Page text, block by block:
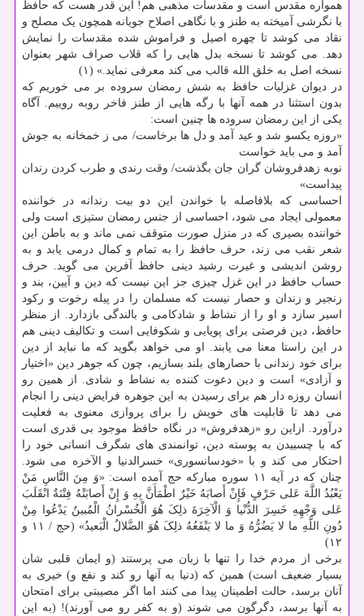
همواره مقدس است و مقدسات مذهبی هم! این قدر هست که حافظ
با نگرشی آمیخته به طنز و با نگاهی اصلاح جویانه همچون یک مصلح و
نقاد می کوشد تا چهره اصیل و فراموش شده مقدسات را نمایش
دهد. می کوشد تا نسخه بدل هایی را که قلاب صراف شهر بعنوان
نسخه اصل به خلق الله قالب می کند معرفی نماید.» (۱)
در دیوان غزلیات حافظ به شش رمضان سروده بر می خوریم که
بدون استثنا در همه آنها با رگه هایی از طنز فاخر روبه روییم. آگاه
یکی از این رمضان سروده ها چنین است:
«روزه یکسو شد و عید آمد و دل ها برخاست/ می ز خمخانه به جوش
آمد و می باید خواست
نوبه زهدفروشان گران جان بگذشت/ وقت رندی و طرب کردن رندان
پیداست»
احساسی که بلافاصله با خواندن این دو بیت رندانه در خواننده
معمولی ایجاد می شود، احساسی از جنس رمضان ستیزی است ولی
خواننده بصیری که در منزل صورت متوقف نمی ماند و به باطن این
شعر نقب می زند، حرف حافظ را به تمام و کمال درمی یابد و به
روشن اندیشی و غیرت رشید دینی حافظ آفرین می گوید. حرف
حساب حافظ در این غزل چیزی جز این نیست که دین و آیین، بند و
زنجیر و زندان و حصار نیست که مسلمان را در پیله رخوت و رکود
اسیر سازد و او را از نشاط و شادکامی و بالندگی بازدارد. از منظر
حافظ، دین فرصتی برای پویایی و شکوفایی است و تکالیف دینی هم
در این راستا معنا می یابند. او می خواهد بگوید که ما نباید از دین
برای خود زندانی با حصارهای بلند بسازیم، چون که جوهر دین «اختیار
و آزادی» است و دین دعوت کننده به نشاط و شادی. از همین رو
انسان روزه دار هم برای رسیدن به این جوهره فرایض دینی را انجام
می دهد تا قابلیت های خویش را برای پروازی معنوی به فعلیت
درآورد. ازاین رو «زهدفروش» در نگاه حافظ موجود بی قدری است
که با چسبیدن به پوسته دین، توانمندی های شگرف انسانی خود را
احتکار می کند و با «خودسانسوری» خسرالدنیا و الآخره می شود.
چنان که در آیه ۱۱ سوره مبارکه حج آمده است: «وَ مِنَ النَّاسِ مَنْ
یَعْبُدُ اللَّهَ عَلی‏ حَرْفٍ فَإِنْ أَصابَهُ خَیْرٌ اطْمَأَنَّ بِهِ وَ إِنْ أَصابَتْهُ فِتْنَةٌ انْقَلَبَ
عَلی‏ وَجْهِهِ خَسِرَ الدُّنْیا وَ الْآخِرَةَ ذلِکَ هُوَ الْخُسْرانُ الْمُبینُ یَدْعُوا مِنْ
دُونِ اللَّهِ ما لا یَضُرُّهُ وَ ما لا یَنْفَعُهُ ذلِکَ هُوَ الضَّلالُ الْبَعیدُ» (حج / ۱۱ و
۱۲)
برخی از مردم خدا را تنها با زبان می ‏پرستند (و ایمان قلبی شان
بسیار ضعیف است) همین که (دنیا به آنها رو کند و نفع و) خیری به
آنان برسد، حالت اطمینان پیدا می ‏کنند اما اگر مصیبتی برای امتحان
به آنها برسد، دگرگون می شوند (و به کفر رو می ‏آورند)! (به این